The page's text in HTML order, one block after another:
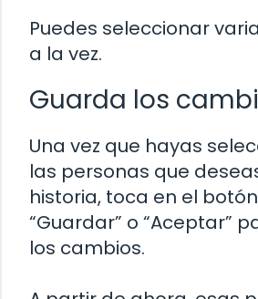
Puedes seleccionar
a la vez.
Guarda los
Una vez que hayas
las personas que
historia, toca en el
“Guardar” o “Aceptar”
los cambios.